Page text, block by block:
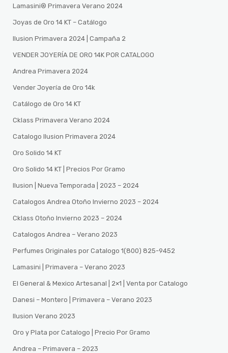
Lamasini®️ Primavera Verano 2024
Joyas de Oro 14 KT – Catálogo
Ilusion Primavera 2024 | Campaña 2
VENDER JOYERÍA DE ORO 14K POR CATALOGO
Andrea Primavera 2024
Vender Joyería de Oro 14k
Catálogo de Oro 14 KT
Cklass Primavera Verano 2024
Catalogo Ilusion Primavera 2024
Oro Solido 14 KT
Oro Solido 14 KT | Precios Por Gramo
Ilusion | Nueva Temporada | 2023 – 2024
Catalogos Andrea Otoño Invierno 2023 – 2024
Cklass Otoño Invierno 2023 – 2024
Catalogos Andrea – Verano 2023
Perfumes Originales por Catalogo 1(800) 825-9452
Lamasini | Primavera – Verano 2023
El General & Mexico Artesanal | 2×1 | Venta por Catalogo
Danesi – Montero | Primavera – Verano 2023
Ilusion Verano 2023
Oro y Plata por Catalogo | Precio Por Gramo
Andrea – Primavera – 2023